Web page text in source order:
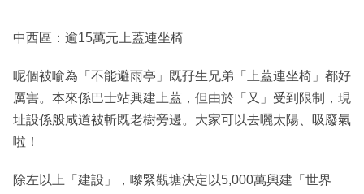
中西區：逾15萬元上蓋連坐椅
呢個被喻為「不能避雨亭」既孖生兄弟「上蓋連坐椅」都好
厲害。本來係巴士站興建上蓋，但由於「又」受到限制，現
址設係般咸道被斬既老樹旁邊。大家可以去曬太陽、吸廢氣
啦！
除左以上「建設」，嚟緊觀塘決定以5,000萬興建「世界